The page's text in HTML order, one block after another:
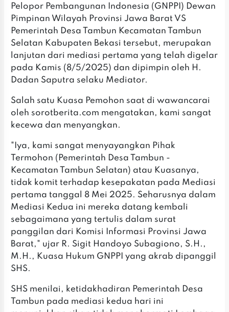
Pelopor Pembangunan Indonesia (GNPPI) Dewan
Pimpinan Wilayah Provinsi Jawa Barat VS
Pemerintah Desa Tambun Kecamatan Tambun
Selatan Kabupaten Bekasi tersebut, merupakan
lanjutan dari mediasi pertama yang telah digelar
pada Kamis (8/5/2025) dan dipimpin oleh H.
Dadan Saputra selaku Mediator.
Salah satu Kuasa Pemohon saat di wawancarai
oleh sorotberita.com mengatakan, kami sangat
kecewa dan menyangkan.
"Iya, kami sangat menyayangkan Pihak
Termohon (Pemerintah Desa Tambun -
Kecamatan Tambun Selatan) atau Kuasanya,
tidak komit terhadap kesepakatan pada Mediasi
pertama tanggal 8 Mei 2025. Seharusnya dalam
Mediasi Kedua ini mereka datang kembali
sebagaimana yang tertulis dalam surat
panggilan dari Komisi Informasi Provinsi Jawa
Barat," ujar R. Sigit Handoyo Subagiono, S.H.,
M.H., Kuasa Hukum GNPPI yang akrab dipanggil
SHS.
SHS menilai, ketidakhadiran Pemerintah Desa
Tambun pada mediasi kedua hari ini